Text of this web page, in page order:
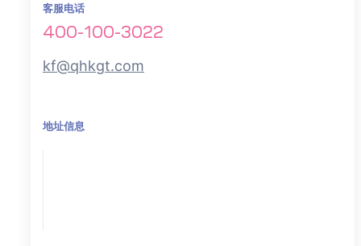
客服电话
400-100-3022
kf@qhkgt.com
地址信息